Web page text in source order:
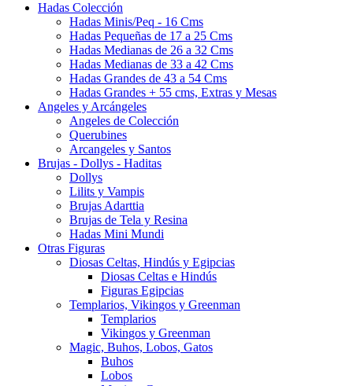
Hadas Colección
Hadas Minis/Peq - 16 Cms
Hadas Pequeñas de 17 a 25 Cms
Hadas Medianas de 26 a 32 Cms
Hadas Medianas de 33 a 42 Cms
Hadas Grandes de 43 a 54 Cms
Hadas Grandes + 55 cms, Extras y Mesas
Angeles y Arcángeles
Angeles de Colección
Querubines
Arcangeles y Santos
Brujas - Dollys - Haditas
Dollys
Lilits y Vampis
Brujas Adarttia
Brujas de Tela y Resina
Hadas Mini Mundi
Otras Figuras
Diosas Celtas, Hindús y Egipcias
Diosas Celtas e Hindús
Figuras Egipcias
Templarios, Vikingos y Greenman
Templarios
Vikingos y Greenman
Magic, Buhos, Lobos, Gatos
Buhos
Lobos